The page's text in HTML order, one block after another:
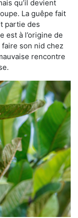
qu’il devient
La guêpe fait
partie des
est à l’origine de
son nid chez
rencontre